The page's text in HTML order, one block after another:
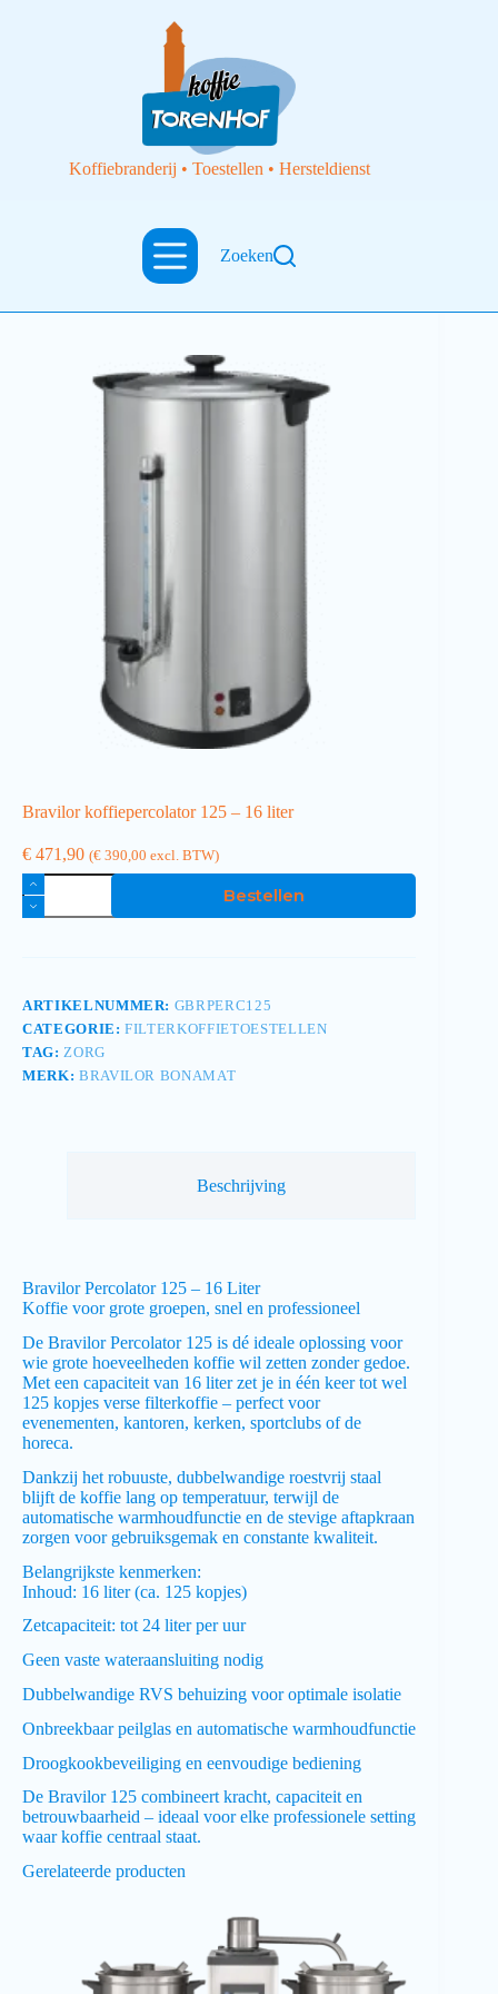
Koffiebranderij • Toestellen • Hersteldienst
Zoeken
Filterkoffietoestellen
Bravilor koffiepercolator 125 – 16 liter
€ 471,90 (€ 390,00 excl. BTW)
Bestellen
ARTIKELNUMMER: GBRPERC125
CATEGORIE:FILTERKOFFIETOESTELLEN
TAG: ZORG
MERK: BRAVILOR BONAMAT
Beschrijving
Bravilor Percolator 125 – 16 Liter
Koffie voor grote groepen, snel en professioneel
De Bravilor Percolator 125 is dé ideale oplossing voor
wie grote hoeveelheden koffie wil zetten zonder gedoe.
Met een capaciteit van 16 liter zet je in één keer tot wel
125 kopjes verse filterkoffie – perfect voor
evenementen, kantoren, kerken, sportclubs of de
horeca.
Dankzij het robuuste, dubbelwandige roestvrij staal
blijft de koffie lang op temperatuur, terwijl de
automatische warmhoudfunctie en de stevige aftapkraan
zorgen voor gebruiksgemak en constante kwaliteit.
Belangrijkste kenmerken:
Inhoud: 16 liter (ca. 125 kopjes)
Zetcapaciteit: tot 24 liter per uur
Geen vaste wateraansluiting nodig
Dubbelwandige RVS behuizing voor optimale isolatie
Onbreekbaar peilglas en automatische warmhoudfunctie
Droogkookbeveiliging en eenvoudige bediening
De Bravilor 125 combineert kracht, capaciteit en
betrouwbaarheid – ideaal voor elke professionele setting
waar koffie centraal staat.
Gerelateerde producten